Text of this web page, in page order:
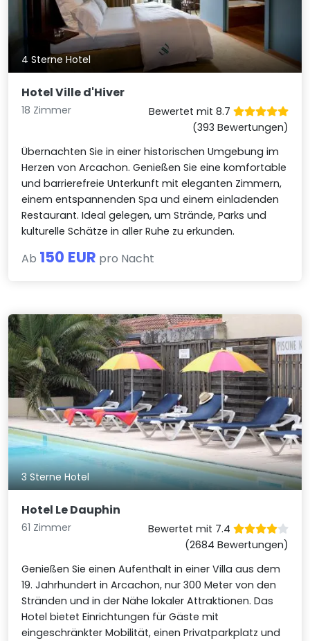
4 Sterne Hotel
Hotel Ville d'Hiver
18 Zimmer
Bewertet mit 8.7
(393 Bewertungen)
Übernachten Sie in einer historischen Umgebung im
Herzen von Arcachon. Genießen Sie eine komfortable
und barrierefreie Unterkunft mit eleganten Zimmern,
einem entspannenden Spa und einem einladenden
Restaurant. Ideal gelegen, um Strände, Parks und
kulturelle Schätze in aller Ruhe zu erkunden.
Ab 150 EUR pro Nacht
3 Sterne Hotel
Hotel Le Dauphin
61 Zimmer
Bewertet mit 7.4
(2684 Bewertungen)
Genießen Sie einen Aufenthalt in einer Villa aus dem
19. Jahrhundert in Arcachon, nur 300 Meter von den
Stränden und in der Nähe lokaler Attraktionen. Das
Hotel bietet Einrichtungen für Gäste mit
eingeschränkter Mobilität, einen Privatparkplatz und